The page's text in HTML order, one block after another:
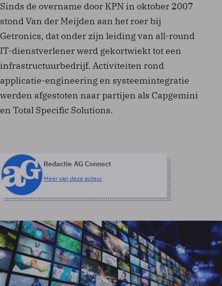
Sinds de overname door KPN in oktober 2007
stond Van der Meijden aan het roer bij
Getronics, dat onder zijn leiding van all-round
IT-dienstverlener werd gekortwiekt tot een
infrastructuurbedrijf. Activiteiten rond
applicatie-engineering en systeemintegratie
werden afgestoten naar partijen als Capgemini
en Total Specific Solutions.
Redactie AG Connect
Meer van deze auteur